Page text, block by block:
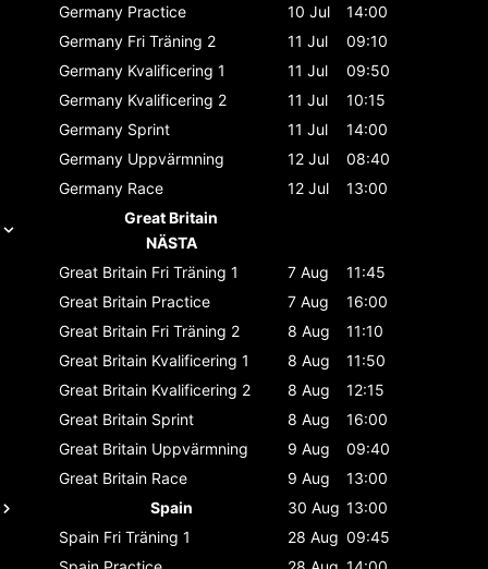
Germany Practice 10 Jul
14:00
Germany Fri Träning 2 11 Jul
09:10
Germany Kvalificering 1 11 Jul
09:50
Germany Kvalificering 2 11 Jul
10:15
Germany Sprint 11 Jul
14:00
Germany Uppvärmning 12 Jul
08:40
Germany Race 12 Jul
13:00
Great Britain
NÄSTA
Great Britain Fri Träning 1 7 Aug
11:45
Great Britain Practice 7 Aug
16:00
Great Britain Fri Träning 2 8 Aug
11:10
Great Britain Kvalificering 1 8 Aug
11:50
Great Britain Kvalificering 2 8 Aug
12:15
Great Britain Sprint 8 Aug
16:00
Great Britain Uppvärmning 9 Aug
09:40
Great Britain Race 9 Aug
13:00
Spain
30 Aug 13:00
Spain Fri Träning 1 28 Aug 09:45